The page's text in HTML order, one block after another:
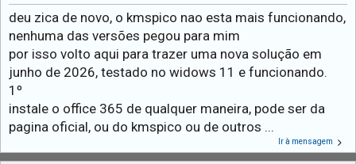
deu zica de novo, o kmspico nao esta mais funcionando,
nenhuma das versões pegou para mim
por isso volto aqui para trazer uma nova solução em
junho de 2026, testado no widows 11 e funcionando.
1º
instale o office 365 de qualquer maneira, pode ser da
pagina oficial, ou do kmspico ou de outros ...
Ir à mensagem